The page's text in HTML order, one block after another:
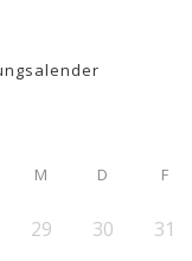
M D F
29 30 31